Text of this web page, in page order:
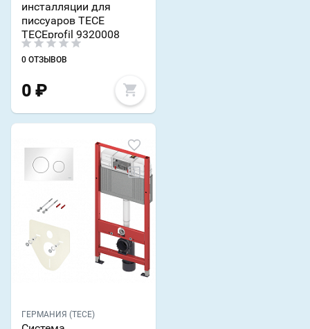
инсталляции для
писсуаров TECE
TECEprofil 9320008
0 ОТЗЫВОВ
0 ₽
ГЕРМАНИЯ (TECE)